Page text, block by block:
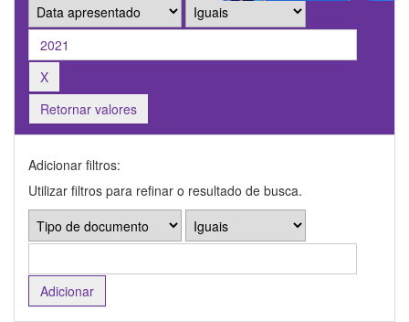
Retornar valores
Adicionar filtros:
Utilizar filtros para refinar o resultado de busca.